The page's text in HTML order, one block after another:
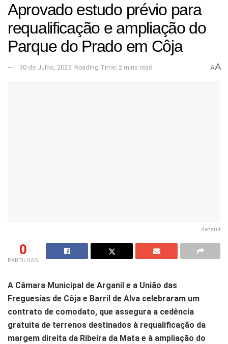
Aprovado estudo prévio para
requalificação e ampliação do
Parque do Prado em Côja
30 de Julho, 2025 Reading Time: 2 mins read AA
default
0
PARTILHAS
A Câmara Municipal de Arganil e a União das
Freguesias de Côja e Barril de Alva celebraram um
contrato de comodato, que assegura a cedência
gratuita de terrenos destinados à requalificação da
margem direita da Ribeira da Mata e à ampliação do